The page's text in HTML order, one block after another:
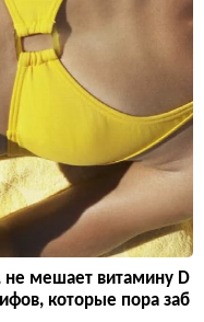
мешает витамину D
которые пора заб